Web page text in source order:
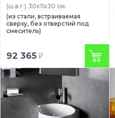
(ш.в.г.) 30x11x30 см.
(из стали, встраиваемая
сверху, без отверстий под
смеситель)
92 365